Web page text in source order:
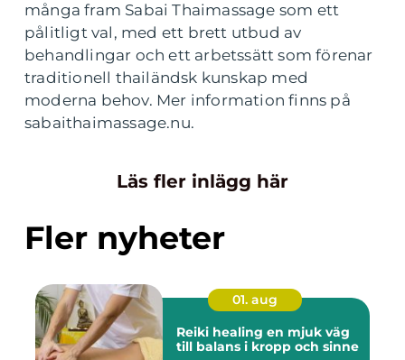
många fram Sabai Thaimassage som ett
pålitligt val, med ett brett utbud av
behandlingar och ett arbetssätt som förenar
traditionell thailändsk kunskap med
moderna behov. Mer information finns på
sabaithaimassage.nu.
Läs fler inlägg här
Fler nyheter
01. aug
Reiki healing en mjuk väg
till balans i kropp och sinne